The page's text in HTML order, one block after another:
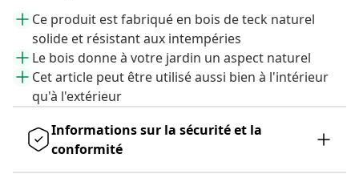
Ce produit est fabriqué en bois de teck naturel
solide et résistant aux intempéries
Le bois donne à votre jardin un aspect naturel
Cet article peut être utilisé aussi bien à l'intérieur
qu'à l'extérieur
Informations sur la sécurité et la
conformité